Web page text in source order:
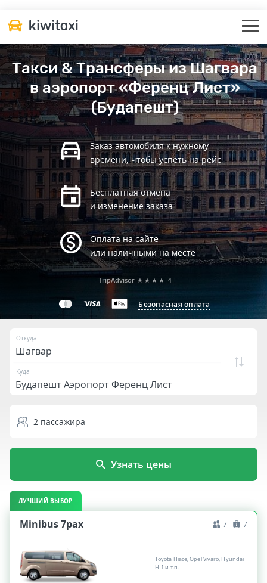
Такси & Трансферы из Шагвара
в аэропорт «Ференц Лист»
(Будапешт)
Заказ автомобиля к нужному
времени, чтобы успеть на рейс
Бесплатная отмена
и изменение заказа
Оплата на сайте
или наличными на месте
Безопасная оплата
TripAdvisor ★★★★ 4
Откуда
Куда
2 пассажира
Узнать цены
ЛУЧШИЙ ВЫБОР
Minibus 7pax 7 7
Toyota Hiace, Opel Vivaro, Hyundai
H-1 и т.п.